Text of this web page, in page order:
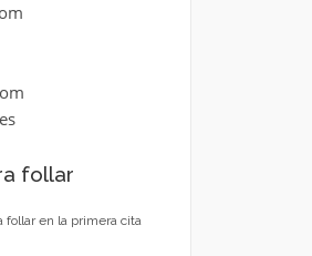
follar
follar en la primera cita